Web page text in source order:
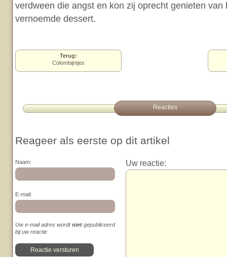
verdween die angst en kon zij oprecht genieten van
vernoemde dessert.
Terug:
Colombijntjes
Reacties
Reageer als eerste op dit artikel
Naam:
E-mail:
Uw e-mail adres wordtniet gepubliceerd
bij uw reactie
Uw reactie: